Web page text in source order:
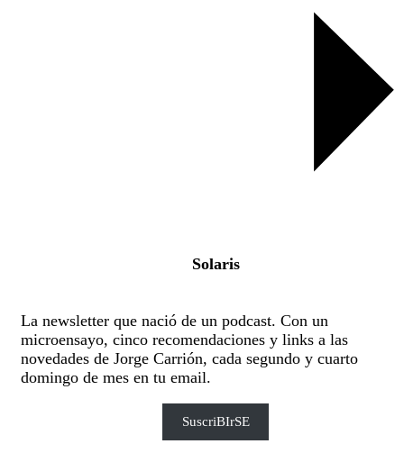
Solaris
La newsletter que nació de un podcast. Con un
microensayo, cinco recomendaciones y links a las
novedades de Jorge Carrión, cada segundo y cuarto
domingo de mes en tu email.
SuscriBIrSE